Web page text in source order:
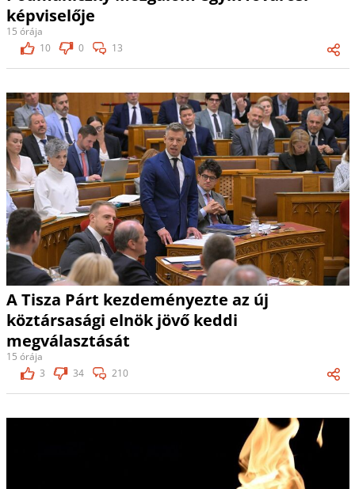
képviselője
15 órája
10
0 13
A Tisza Párt kezdeményezte az új
köztársasági elnök jövő keddi
megválasztását
15 órája
3
34 210